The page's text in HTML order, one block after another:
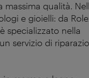
qualità.
e gioielli: da
specializzato nella
servizio di